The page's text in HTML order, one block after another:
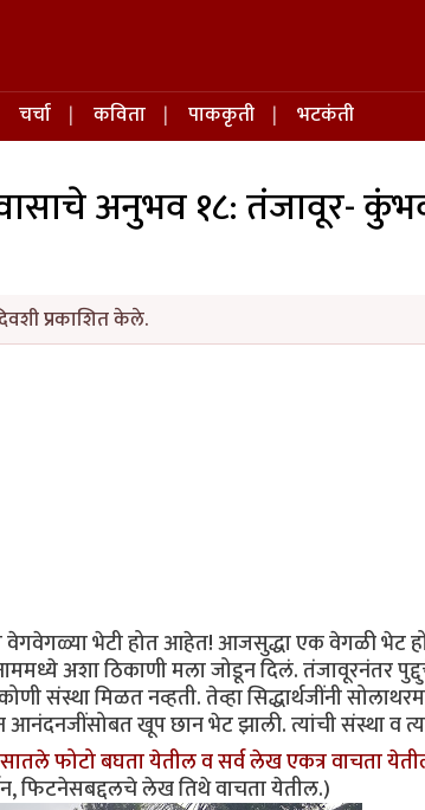
चर्चा कविता पाककृती भटकंती
अनुभव १८: तंजावूर-
प्रकाशित केले.
वेगवेगळ्या भेटी होत आहेत! आजसुद्धा एक वेगळी भेट
अशा ठिकाणी मला जोडून दिलं. तंजावूरनंतर
संस्था मिळत नव्हती. तेव्हा सिद्धार्थजींनी
आनंदनजींसोबत खूप छान भेट झाली. त्यांची संस्था व
फोटो बघता येतील‌ व सर्व लेख एकत्र वाचता
फिटनेसबद्दलचे लेख तिथे वाचता येतील.)